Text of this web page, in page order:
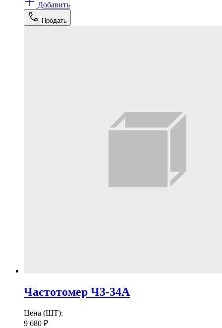
Добавить
Продать
Частотомер Ч3-34А
Цена (ШТ):
9 680 ₽